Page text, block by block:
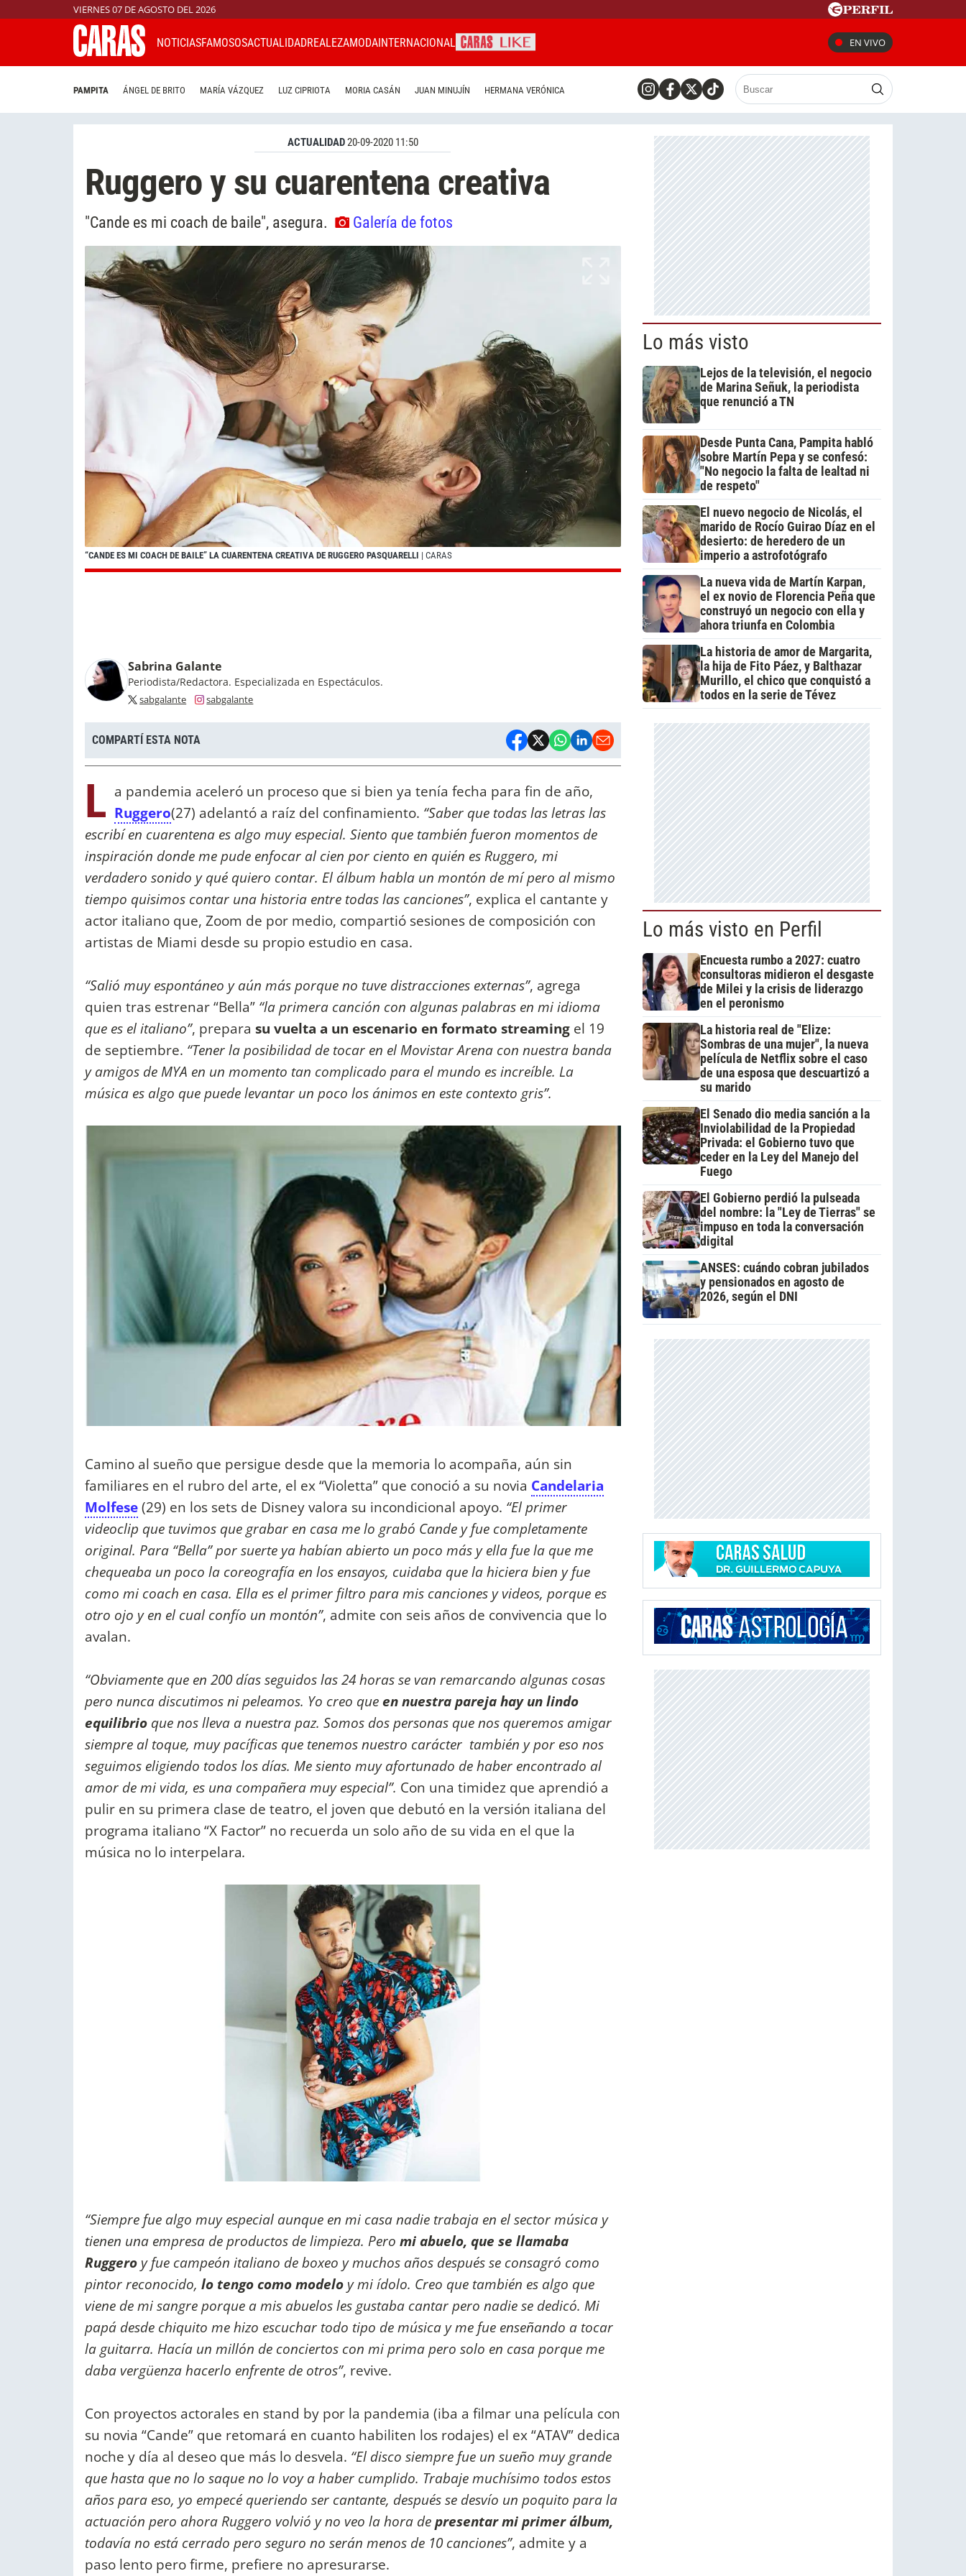
VIERNES 07 DE AGOSTO DEL 2026
NOTICIASFAMOSOSACTUALIDADREALEZAMODAINTERNACIONAL EN VIVO
PAMPITA ÁNGEL DE BRITO MARÍA VÁZQUEZ LUZ CIPRIOTA MORIA CASÁN JUAN MINUJÍN HERMANA VERÓNICA
ACTUALIDAD20-09-2020 11:50
Ruggero y su cuarentena creativa
"Cande es mi coach de baile", asegura. Galería de fotos
“CANDE ES MI COACH DE BAILE” LA CUARENTENA CREATIVA DE RUGGERO PASQUARELLI | CARAS
Sabrina Galante
Periodista/Redactora. Especializada en Espectáculos.
sabgalante sabgalante
COMPARTÍ ESTA NOTA
L a pandemia aceleró un proceso que si bien ya tenía fecha para fin de año,
Ruggero(27) adelantó a raíz del confinamiento. “Saber que todas las letras las
escribí en cuarentena es algo muy especial. Siento que también fueron momentos de
inspiración donde me pude enfocar al cien por ciento en quién es Ruggero, mi
verdadero sonido y qué quiero contar. El álbum habla un montón de mí pero al mismo
tiempo quisimos contar una historia entre todas las canciones”, explica el cantante y
actor italiano que, Zoom de por medio, compartió sesiones de composición con
artistas de Miami desde su propio estudio en casa.
“Salió muy espontáneo y aún más porque no tuve distracciones externas”, agrega
quien tras estrenar “Bella” “la primera canción con algunas palabras en mi idioma
que es el italiano”, prepara su vuelta a un escenario en formato streaming el 19
de septiembre. “Tener la posibilidad de tocar en el Movistar Arena con nuestra banda
y amigos de MYA en un momento tan complicado para el mundo es increíble. La
música es algo que puede levantar un poco los ánimos en este contexto gris”.
Camino al sueño que persigue desde que la memoria lo acompaña, aún sin
familiares en el rubro del arte, el ex “Violetta” que conoció a su novia Candelaria
Molfese(29) en los sets de Disney valora su incondicional apoyo. “El primer
videoclip que tuvimos que grabar en casa me lo grabó Cande y fue completamente
original. Para “Bella” por suerte ya habían abierto un poco más y ella fue la que me
chequeaba un poco la coreografía en los ensayos, cuidaba que la hiciera bien y fue
como mi coach en casa. Ella es el primer filtro para mis canciones y videos, porque es
otro ojo y en el cual confío un montón”, admite con seis años de convivencia que lo
avalan.
“Obviamente que en 200 días seguidos las 24 horas se van remarcando algunas cosas
pero nunca discutimos ni peleamos. Yo creo queen nuestra pareja hay un lindo
equilibrio que nos lleva a nuestra paz. Somos dos personas que nos queremos amigar
siempre al toque, muy pacíficas que tenemos nuestro carácter también y por eso nos
seguimos eligiendo todos los días. Me siento muy afortunado de haber encontrado al
amor de mi vida, es una compañera muy especial”. Con una timidez que aprendió a
pulir en su primera clase de teatro, el joven que debutó en la versión italiana del
programa italiano “X Factor” no recuerda un solo año de su vida en el que la
música no lo interpelara.
“Siempre fue algo muy especial aunque en mi casa nadie trabaja en el sector música y
tienen una empresa de productos de limpieza. Pero mi abuelo, que se llamaba
Ruggero y fue campeón italiano de boxeo y muchos años después se consagró como
pintor reconocido, lo tengo como modelo y mi ídolo. Creo que también es algo que
viene de mi sangre porque a mis abuelos les gustaba cantar pero nadie se dedicó. Mi
papá desde chiquito me hizo escuchar todo tipo de música y me fue enseñando a tocar
la guitarra. Hacía un millón de conciertos con mi prima pero solo en casa porque me
daba vergüenza hacerlo enfrente de otros”, revive.
Con proyectos actorales en stand by por la pandemia (iba a filmar una película con
su novia “Cande” que retomará en cuanto habiliten los rodajes) el ex “ATAV” dedica
noche y día al deseo que más lo desvela. “El disco siempre fue un sueño muy grande
que hasta que no lo saque no lo voy a haber cumplido. Trabaje muchísimo todos estos
años para eso, yo empecé queriendo ser cantante, después se desvío un poquito para la
actuación pero ahora Ruggero volvió y no veo la hora depresentar mi primer álbum,
todavía no está cerrado pero seguro no serán menos de 10 canciones”, admite y a
paso lento pero firme, prefiere no apresurarse.
Lo más visto
Lejos de la televisión, el negocio
de Marina Señuk, la periodista
que renunció a TN
Desde Punta Cana, Pampita habló
sobre Martín Pepa y se confesó:
"No negocio la falta de lealtad ni
de respeto"
El nuevo negocio de Nicolás, el
marido de Rocío Guirao Díaz en el
desierto: de heredero de un
imperio a astrofotógrafo
La nueva vida de Martín Karpan,
el ex novio de Florencia Peña que
construyó un negocio con ella y
ahora triunfa en Colombia
La historia de amor de Margarita,
la hija de Fito Páez, y Balthazar
Murillo, el chico que conquistó a
todos en la serie de Tévez
Lo más visto en Perfil
Encuesta rumbo a 2027: cuatro
consultoras midieron el desgaste
de Milei y la crisis de liderazgo
en el peronismo
La historia real de "Elize:
Sombras de una mujer", la nueva
película de Netflix sobre el caso
de una esposa que descuartizó a
su marido
El Senado dio media sanción a la
Inviolabilidad de la Propiedad
Privada: el Gobierno tuvo que
ceder en la Ley del Manejo del
Fuego
El Gobierno perdió la pulseada
del nombre: la "Ley de Tierras" se
impuso en toda la conversación
digital
ANSES: cuándo cobran jubilados
y pensionados en agosto de
2026, según el DNI